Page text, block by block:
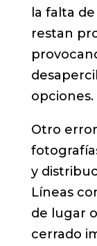
la falta
restan
opciones.
Otro
y
Líneas
de lugar
cerrado